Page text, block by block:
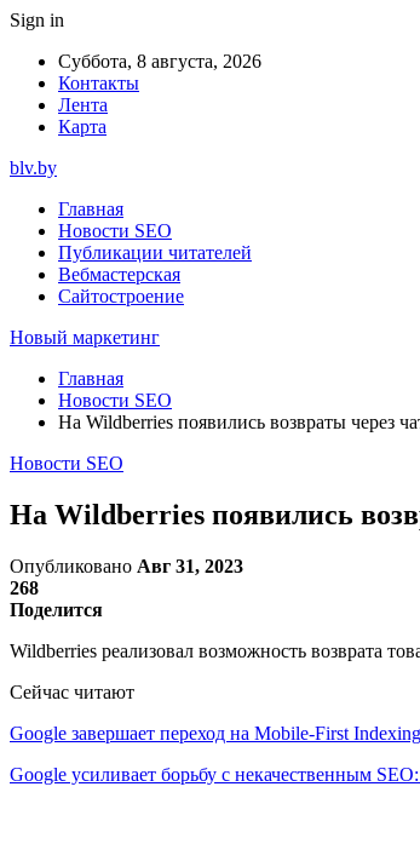
Sign in
Суббота, 8 августа, 2026
Контакты
Лента
Карта
blv.by
Главная
Новости SEO
Публикации читателей
Вебмастерская
Сайтостроение
Новый маркетинг
Главная
Новости SEO
На Wildberries появились возвраты через
Новости SEO
На Wildberries появились
Опубликовано Авг 31, 2023
268
Поделится
Wildberries реализовал возможность возврата
Сейчас читают
Google завершает переход на Mobile-First Indexing
Google усиливает борьбу с некачественным